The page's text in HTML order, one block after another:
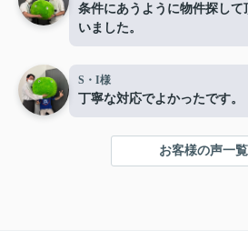
条件にあうように物件探し
いました。
S・I様
丁寧な対応でよかったです。
お客様の声一覧